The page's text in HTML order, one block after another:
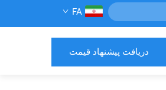
FA
دریافت پیشنهاد قیمت